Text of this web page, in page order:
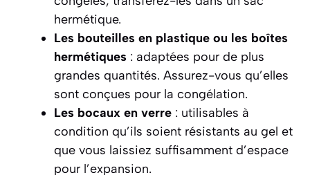
hermétique.
Les bouteilles en plastique ou les boîtes
hermétiques : adaptées pour de plus
grandes quantités. Assurez-vous qu’elles
sont conçues pour la congélation.
Les bocaux en verre : utilisables à
condition qu’ils soient résistants au gel et
que vous laissiez suffisamment d’espace
pour l’expansion.